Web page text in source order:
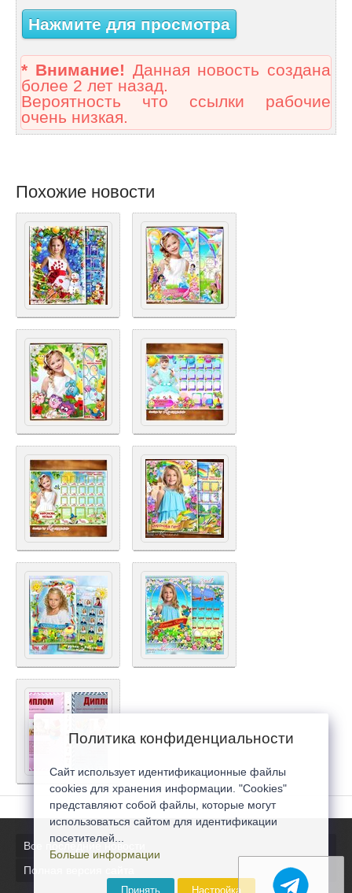
Нажмите для просмотра
* Внимание! Данная новость создана
более 2 лет назад.
Вероятность что ссылки рабочие
очень низкая.
Похожие новости
Все последние новости
Полная версия сайта
Политика конфиденциальности
Сайт использует идентификационные файлы
cookies для хранения информации. "Cookies"
представляют собой файлы, которые могут
использоваться сайтом для идентификации
посетителей...
Больше информации
Принять Настройка